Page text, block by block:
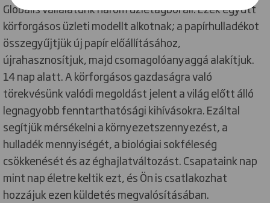
Globális vállalatunk három üzletágból áll. Ezek együtt
körforgásos üzleti modellt alkotnak; a papírhulladékot
összegyűjtjük új papír előállításához,
újrahasznosítjuk, majd csomagolóanyaggá alakítjuk.
14 nap alatt. A körforgásos gazdaságra való
törekvésünk valódi megoldást jelent a világ előtt álló
legnagyobb fenntarthatósági kihívásokra. Ezáltal
segítjük mérsékelni a környezetszennyezést, a
hulladék mennyiségét, a biológiai sokféleség
csökkenését és az éghajlatváltozást. Csapataink nap
mint nap életre keltik ezt, és Ön is csatlakozhat
hozzájuk ezen küldetés megvalósításában.